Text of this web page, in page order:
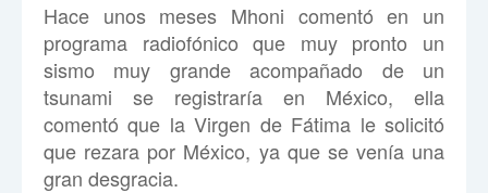
Hace unos meses Mhoni comentó en un
programa radiofónico que muy pronto un
sismo muy grande acompañado de un
tsunami se registraría en México, ella
comentó que la Virgen de Fátima le solicitó
que rezara por México, ya que se venía una
gran desgracia.